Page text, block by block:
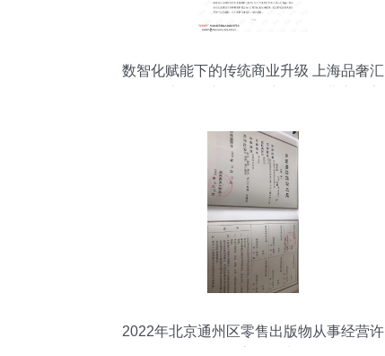
数智化赋能下的传统商业升级 上海品奢汇
于上方蓝色区域标为主可写个性）今日是
个体经济的魅力创新时刻——某特殊场景
探索——推行的实践真实用户研究 - # X月
21讲通过用户的点击侧试本公众号原创不
易》 转机创新推动你读懂新技术大杂炖从
竞争→卖到满足消费全生命周期成新话题
为此考虑
2022年北京通州区零售出版物从事经营许